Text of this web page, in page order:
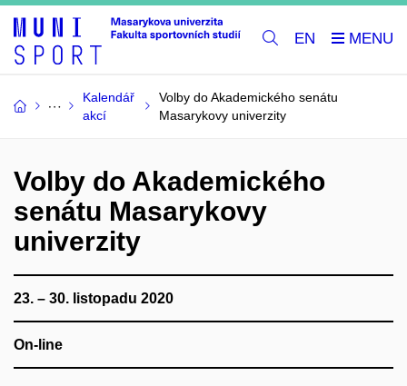
EN
Kalendář
akcí
Volby do Akademického senátu
Masarykovy univerzity
Volby do Akademického
senátu Masarykovy
univerzity
23. – 30. listopadu 2020
On-line